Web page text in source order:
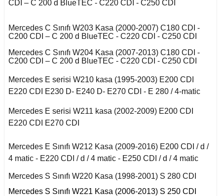
A
X6 Seri F16 2014
(1992-1998)
W220 (1998-2005)
W221 (2006-2013)
S Serisi W222 (2013-
2021)
(2004-2017)
Touareg 2011-
2006-2008
2013-
2009-2012
Rcz 2010-2015
2020
Puma 2020-2022
CDI – C 200 d BlueTEC - C220 CDI - C250 CDI
Mercedes C Sınıfı W203 Kasa (2000-2007) C180 CDI -
C200 CDI – C 200 d BlueTEC - C220 CDI - C250 CDI
Mercedes C Sınıfı W204 Kasa (2007-2013) C180 CDI -
C200 CDI – C 200 d BlueTEC - C220 CDI - C250 CDI
Mercedes E serisi W210 kasa (1995-2003) E200 CDI
E220 CDI E230 D- E240 D- E270 CDI - E 280 / 4-matic
Mercedes E serisi W211 kasa (2002-2009) E200 CDI
E220 CDI E270 CDI
Mercedes E Sınıfı W212 Kasa (2009-2016) E200 CDI / d /
4 matic - E220 CDI / d / 4 matic - E250 CDI / d / 4 matic
Mercedes S Sınıfı W220 Kasa (1998-2001) S 280 CDI
Mercedes S Sınıfı W221 Kasa (2006-2013) S 250 CDI